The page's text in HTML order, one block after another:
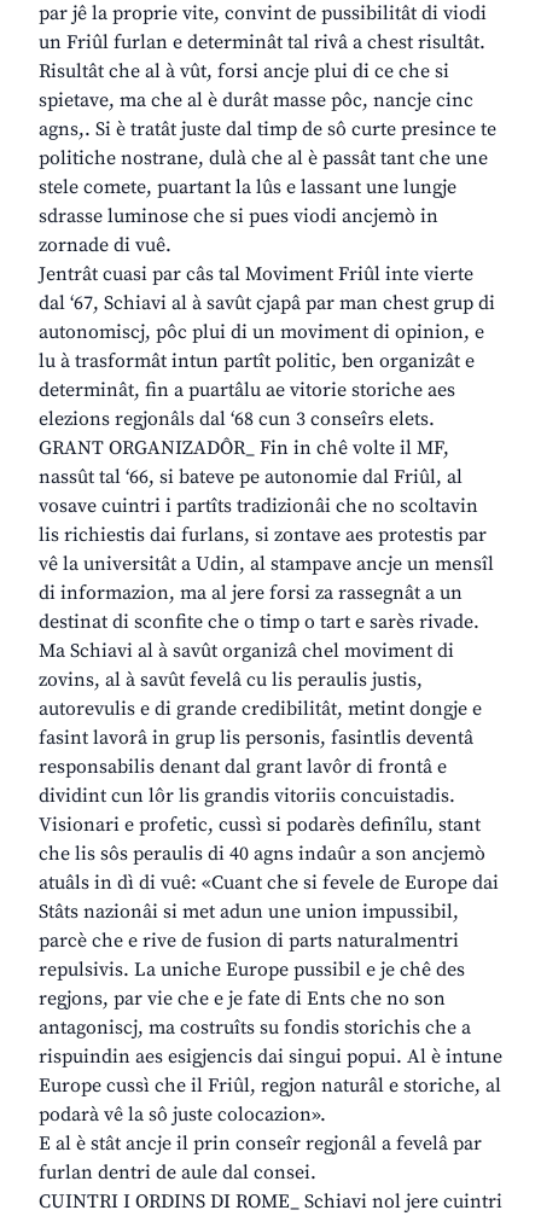
par jê la proprie vite, convint de pussibilitât di viodi
un Friûl furlan e determinât tal rivâ a chest risultât.
Risultât che al à vût, forsi ancje plui di ce che si
spietave, ma che al è durât masse pôc, nancje cinc
agns,. Si è tratât juste dal timp de sô curte presince te
politiche nostrane, dulà che al è passât tant che une
stele comete, puartant la lûs e lassant une lungje
sdrasse luminose che si pues viodi ancjemò in
zornade di vuê.
Jentrât cuasi par câs tal Moviment Friûl inte vierte
dal ‘67, Schiavi al à savût cjapâ par man chest grup di
autonomiscj, pôc plui di un moviment di opinion, e
lu à trasformât intun partît politic, ben organizât e
determinât, fin a puartâlu ae vitorie storiche aes
elezions regjonâls dal ‘68 cun 3 conseîrs elets.
GRANT ORGANIZADÔR_ Fin in chê volte il MF,
nassût tal ‘66, si bateve pe autonomie dal Friûl, al
vosave cuintri i partîts tradizionâi che no scoltavin
lis richiestis dai furlans, si zontave aes protestis par
vê la universitât a Udin, al stampave ancje un mensîl
di informazion, ma al jere forsi za rassegnât a un
destinat di sconfite che o timp o tart e sarès rivade.
Ma Schiavi al à savût organizâ chel moviment di
zovins, al à savût fevelâ cu lis peraulis justis,
autorevulis e di grande credibilitât, metint dongje e
fasint lavorâ in grup lis personis, fasintlis deventâ
responsabilis denant dal grant lavôr di frontâ e
dividint cun lôr lis grandis vitoriis concuistadis.
Visionari e profetic, cussì si podarès definîlu, stant
che lis sôs peraulis di 40 agns indaûr a son ancjemò
atuâls in dì di vuê: «Cuant che si fevele de Europe dai
Stâts nazionâi si met adun une union impussibil,
parcè che e rive de fusion di parts naturalmentri
repulsivis. La uniche Europe pussibil e je chê des
regjons, par vie che e je fate di Ents che no son
antagoniscj, ma costruîts su fondis storichis che a
rispuindin aes esigjencis dai singui popui. Al è intune
Europe cussì che il Friûl, regjon naturâl e storiche, al
podarà vê la sô juste colocazion».
E al è stât ancje il prin conseîr regjonâl a fevelâ par
furlan dentri de aule dal consei.
CUINTRI I ORDINS DI ROME_ Schiavi nol jere cuintri